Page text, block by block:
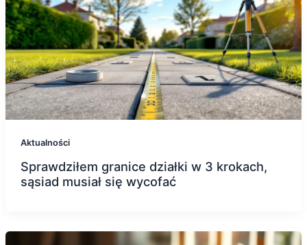
Aktualności
Sprawdziłem granice działki w 3 krokach,
sąsiad musiał się wycofać